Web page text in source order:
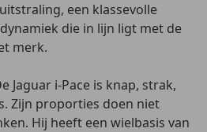
een klassevolle
die in lijn ligt met de
merk.
Jaguar i-Pace is knap, strak,
Zijn proporties doen niet
Hij heeft een wielbasis van